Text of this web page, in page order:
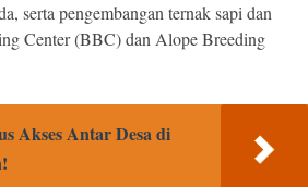
serta pengembangan ternak sapi dan
Center (BBC) dan Alope Breeding
Akses Antar Desa di